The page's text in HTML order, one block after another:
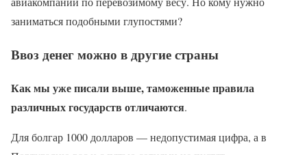
заниматься подобными глупостями?
Ввоз денег можно в другие страны
Как мы уже писали выше, таможенные правила
различных государств отличаются.
Для болгар 1000 долларов — недопустимая цифра, а в